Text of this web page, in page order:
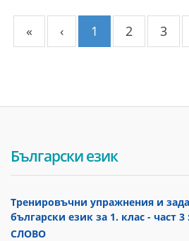
« ‹ 1 2 3
Български език
Тренировъчни упражнения и
български език за 1. клас - част
СЛОВО